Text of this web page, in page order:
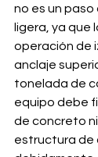
no es un
ligera, ya que
operación de
anclaje
tonelada de
equipo debe
de concreto
estructura de